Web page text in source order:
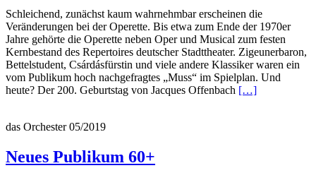
Schleichend, zunächst kaum wahrnehmbar erscheinen die
Veränderungen bei der Operette. Bis etwa zum Ende der 1970er
Jahre gehörte die Operette neben Oper und Musical zum festen
Kernbestand des Repertoires deutscher Stadttheater. Zigeunerbaron,
Bettelstudent, Csárdásfürstin und viele andere Klassiker waren ein
vom Publikum hoch nachgefragtes „Muss“ im Spielplan. Und
heute? Der 200. Geburtstag von Jacques Offenbach Read
[…]
das Orchester 05/2019
Neues Publikum 60+